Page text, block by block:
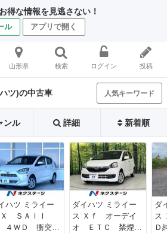
得な情報を見逃さない！
ル アプリで開く
山形県 検索 ログイン 投稿
ツ)の中古車 人気キーワード
ンル 詳細 新着順
ハツ ミライー
ＳＡＩＩ
４ＷＤ 衝突被
ダイハツ ミライー
ス Ｘｆ オーデイ
オ ＥＴＣ 禁煙
ダ
ス
Ｄ